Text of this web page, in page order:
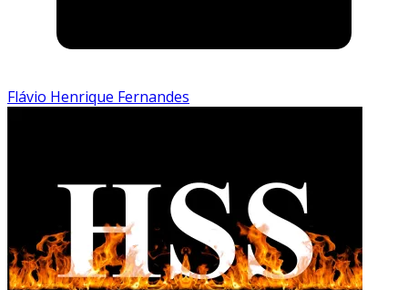
Flávio Henrique Fernandes